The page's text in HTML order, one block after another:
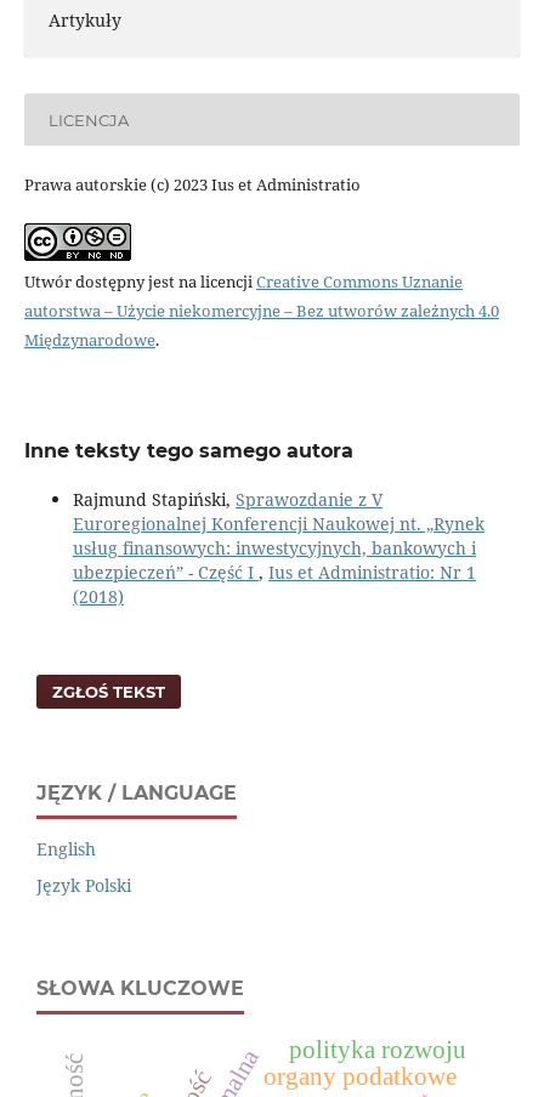
Artykuły
LICENCJA
Prawa autorskie (c) 2023 Ius et Administratio
Utwór dostępny jest na licencjiCreative Commons Uznanie
autorstwa – Użycie niekomercyjne – Bez utworów zależnych 4.0
Międzynarodowe.
Inne teksty tego samego autora
Rajmund Stapiński, Sprawozdanie z V
Euroregionalnej Konferencji Naukowej nt. „Rynek
usług finansowych: inwestycyjnych, bankowych i
ubezpieczeń” - Część I , Ius et Administratio: Nr 1
(2018)
ZGŁOŚ TEKST
JĘZYK / LANGUAGE
English
Język Polski
SŁOWA KLUCZOWE
organy podatkowe
polityka rozwoju